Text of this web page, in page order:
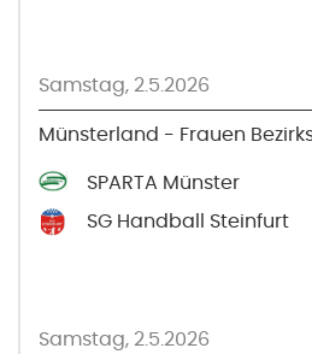
Samstag, 2.5.2026
Münsterland - Frauen
SPARTA Münster
SG Handball Steinfurt
Samstag, 2.5.2026